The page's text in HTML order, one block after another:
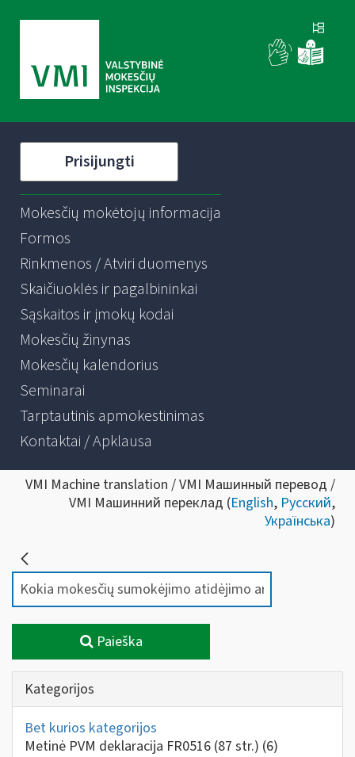
Prisijungti
Mokesčių mokėtojų informacija
Formos
Rinkmenos / Atviri duomenys
Skaičiuoklės ir pagalbininkai
Sąskaitos ir įmokų kodai
Mokesčių žinynas
Mokesčių kalendorius
Seminarai
Tarptautinis apmokestinimas
Kontaktai / Apklausa
VMI Machine translation / VMI Машинный перевод /
VMI Машинний переклад (English, Русский,
Українська)
Paieška
Kategorijos
Bet kurios kategorijos
Metinė PVM deklaracija FR0516 (87 str.) (6)